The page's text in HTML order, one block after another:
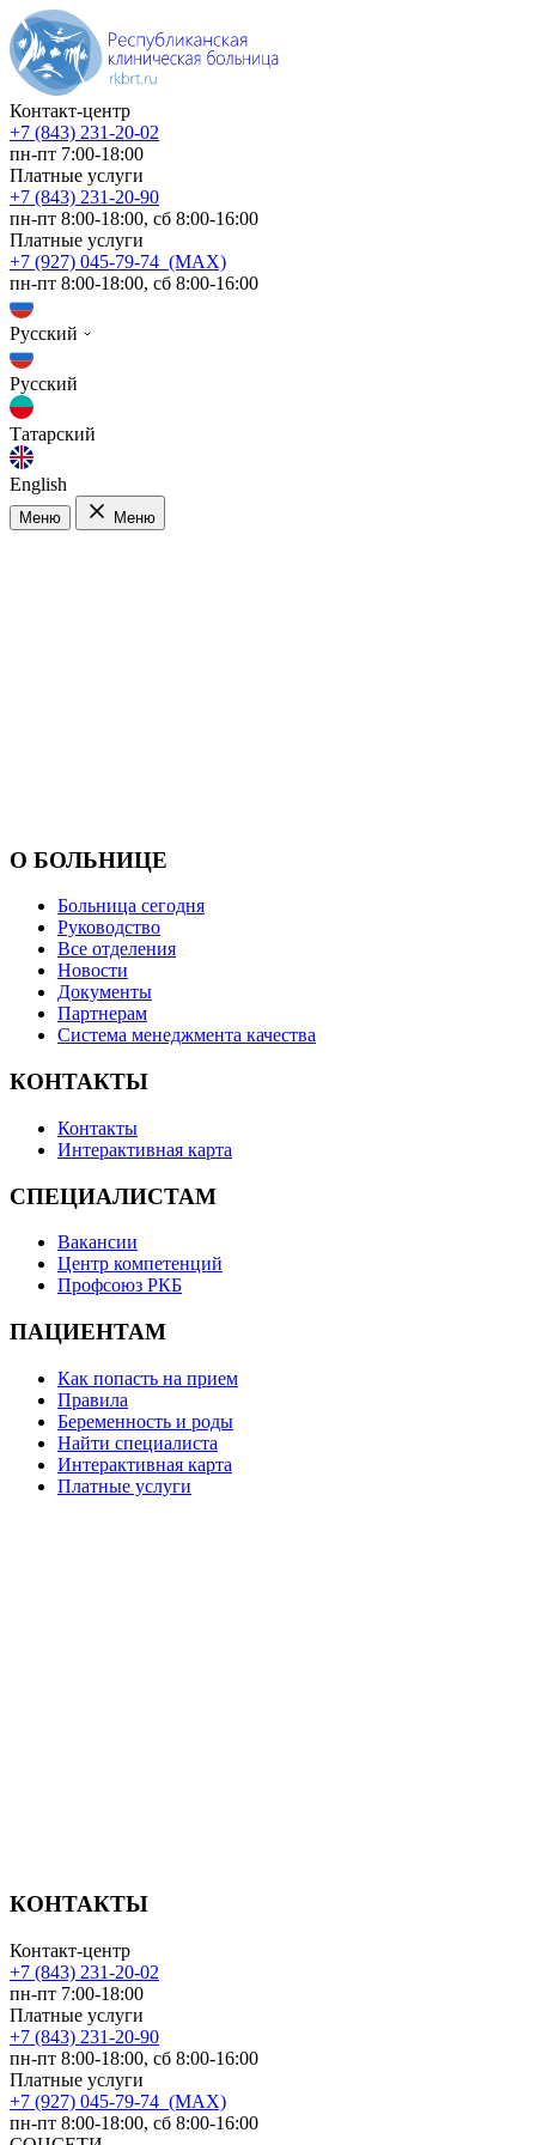
Контакт-центр
+7 (843) 231-20-02
пн-пт 7:00-18:00
Платные услуги
+7 (843) 231-20-90
пн-пт 8:00-18:00, сб 8:00-16:00
Платные услуги
+7 (927) 045-79-74 (MAX)
пн-пт 8:00-18:00, сб 8:00-16:00
Русский
Русский
Татарский
English
Меню Меню
О БОЛЬНИЦЕ
Больница сегодня
Руководство
Все отделения
Новости
Документы
Партнерам
Система менеджмента качества
КОНТАКТЫ
Контакты
Интерактивная карта
СПЕЦИАЛИСТАМ
Вакансии
Центр компетенций
Профсоюз РКБ
ПАЦИЕНТАМ
Как попасть на прием
Правила
Беременность и роды
Найти специалиста
Интерактивная карта
Платные услуги
КОНТАКТЫ
Контакт-центр
+7 (843) 231-20-02
пн-пт 7:00-18:00
Платные услуги
+7 (843) 231-20-90
пн-пт 8:00-18:00, сб 8:00-16:00
Платные услуги
+7 (927) 045-79-74 (MAX)
пн-пт 8:00-18:00, сб 8:00-16:00